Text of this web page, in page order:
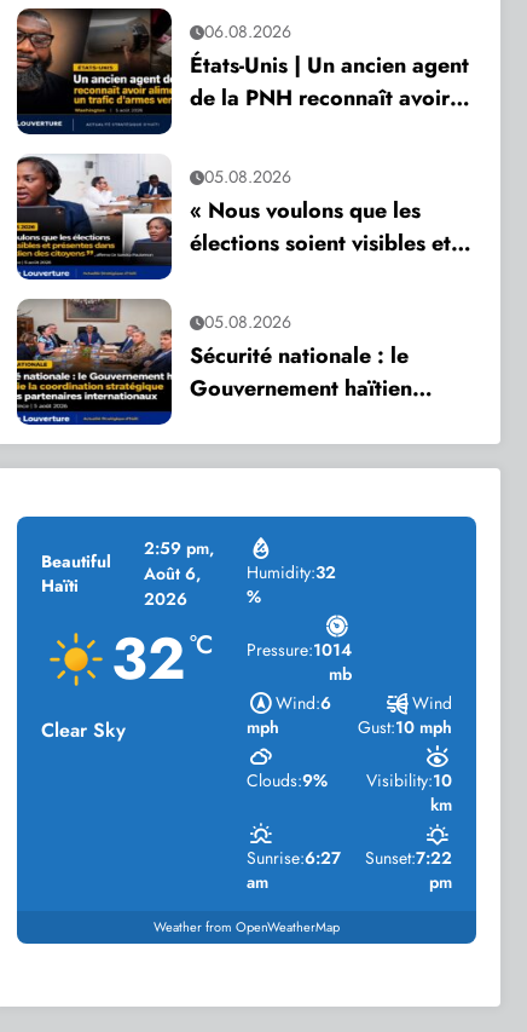
Kumaran pour renforcer la
coopération
06.08.2026
États-Unis | Un ancien agent
de la PNH reconnaît avoir
vers Haïti
05.08.2026
« Nous voulons que les
élections soient visibles et
des citoyens », affirme Dr
Sandra Paulemon
05.08.2026
Sécurité nationale : le
Gouvernement haïtien
stratégique avec ses
Beautiful
Haïti
2:59 pm,
Août 6,
2026
32°C
Clear Sky
Humidity:32
%
Pressure:1014
mb
Wind:6
mph
Wind
Gust:10 mph
Clouds:9% Visibility:10
km
Sunrise:6:27
am
Sunset:7:22
pm
Weather from OpenWeatherMap